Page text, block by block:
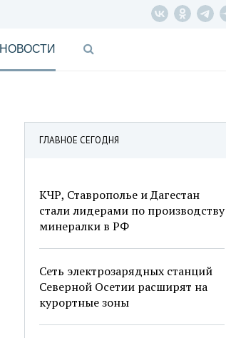
НОВОСТИ
ГЛАВНОЕ СЕГОДНЯ
КЧР, Ставрополье и Дагестан
стали лидерами по производству
минералки в РФ
Сеть электрозарядных станций
Северной Осетии расширят на
курортные зоны